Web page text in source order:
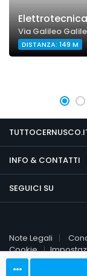
Via Galileo
DISTANZA: 149 M
INFO & CONTATTI
SEGUICI SU
Note Legali
Cookie
© 2026